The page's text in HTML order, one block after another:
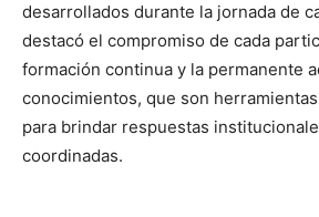
desarrollados durante la jornada de
destacó el compromiso de cada
formación continua y la permanente
conocimientos, que son
para brindar respuestas
coordinadas.